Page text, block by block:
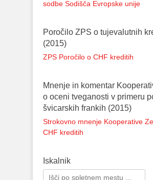
sodbe Sodišča Evropske unije
Poročilo ZPS o tujevalutnih
(2015)
ZPS Poročilo o CHF kreditih
Mnenje in komentar
o oceni tveganosti v primeru
švicarskih frankih (2015)
Strokovno mnenje Kooperative
CHF kreditih
Iskalnik
Search